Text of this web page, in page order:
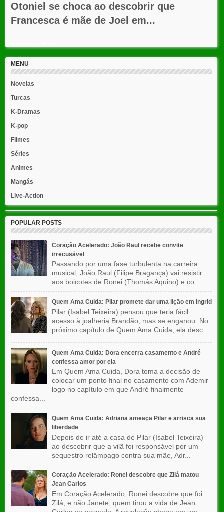
Otoniel se choca ao descobrir que
Francesca é mãe de Joel em...
MENU
Novelas
Turcas
K-Dramas
K-pop
Filmes
Séries
Animes
Mangás
Live-Action
POPULAR POSTS
Coração Acelerado: João Raul recebe convite
irrecusável
Passando por uma fase turbulenta na carreira
musical, João Raul (Filipe Bragança) vai resistir
aos boicotes de Ronei (Thomás Aquino) e co...
Quem Ama Cuida: Pilar promete dar uma lição em Ingrid
Pilar (Isabel Teixeira) pensou que teria fácil
acesso à joalheria Brandão, mas se enganou. No
próximo capítulo de Quem Ama Cuida, ela desc...
Quem Ama Cuida: Dora encerra casamento e André
confessa amor por ela
Em Quem Ama Cuida, Dora toma a decisão de
colocar um ponto final no casamento com Ademir
logo no capítulo em que André finalmente
confessa...
Quem Ama Cuida: Adriana ameaça Pilar e arrisca sua
liberdade
Depois de ir até a casa de Pilar (Isabel Teixeira)
ao descobrir que a vilã foi responsável por um
sequestro relâmpago contra sua mãe, Adr...
Coração Acelerado: Ronei descobre que Zilá matou
Jean Carlos
Em Coração Acelerado, Ronei descobre que foi
Zilá, e não Janete, quem tirou a vida de Jean